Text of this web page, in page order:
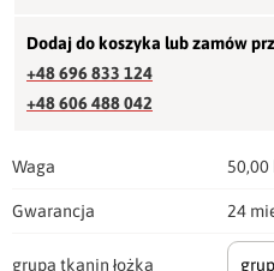
Dodaj do koszyka lub zamów
+48 696 833 124
+48 606 488 042
Waga 50,00
Gwarancja 24
grupa tkanin łożka